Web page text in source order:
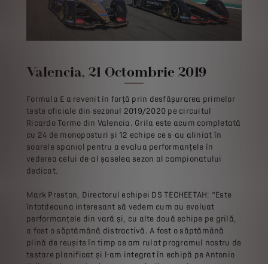
Valencia, 21 Octombrie 2019
Formula E a revenit în forță prin desfășurarea primelor
teste oficiale din sezonul 2019/2020 pe circuitul
Ricardo Tormo din Valencia. Grila este acum completată
cu 24 de monoposturi și 12 echipe ce s-au aliniat în
soarele spaniol pentru a evalua performanțele în
vederea celui de-al șaselea sezon al campionatului
dedicat.
Mark Preston, Directorul echipei DS TECHEETAH: “Este
întotdeauna interesant să vedem cum au evoluat
performanțele din vară și, cu alte două echipe pe grilă,
a fost o săptămână distractivă. A fost o săptămână
plină de reușite în timp ce am rulat programul nostru de
testare planificat și l-am integrat în echipă pe Antonio